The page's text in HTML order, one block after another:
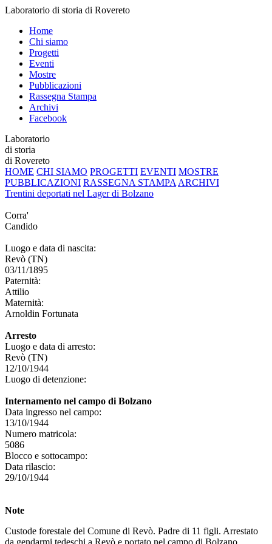
Laboratorio di storia di Rovereto
Home
Chi siamo
Progetti
Eventi
Mostre
Pubblicazioni
Rassegna Stampa
Archivi
Facebook
Laboratorio
di storia
di Rovereto
HOME CHI SIAMO PROGETTI EVENTI MOSTRE
PUBBLICAZIONI RASSEGNA STAMPA ARCHIVI
Trentini deportati nel Lager di Bolzano
Corra'
Candido
Luogo e data di nascita:
Revò (TN)
03/11/1895
Paternità:
Attilio
Maternità:
Arnoldin Fortunata
Arresto
Luogo e data di arresto:
Revò (TN)
12/10/1944
Luogo di detenzione:
Internamento nel campo di Bolzano
Data ingresso nel campo:
13/10/1944
Numero matricola:
5086
Blocco e sottocampo:
Data rilascio:
29/10/1944
Note
Custode forestale del Comune di Revò. Padre di 11 figli. Arrestato
da gendarmi tedeschi a Revò e portato nel campo di Bolzano.